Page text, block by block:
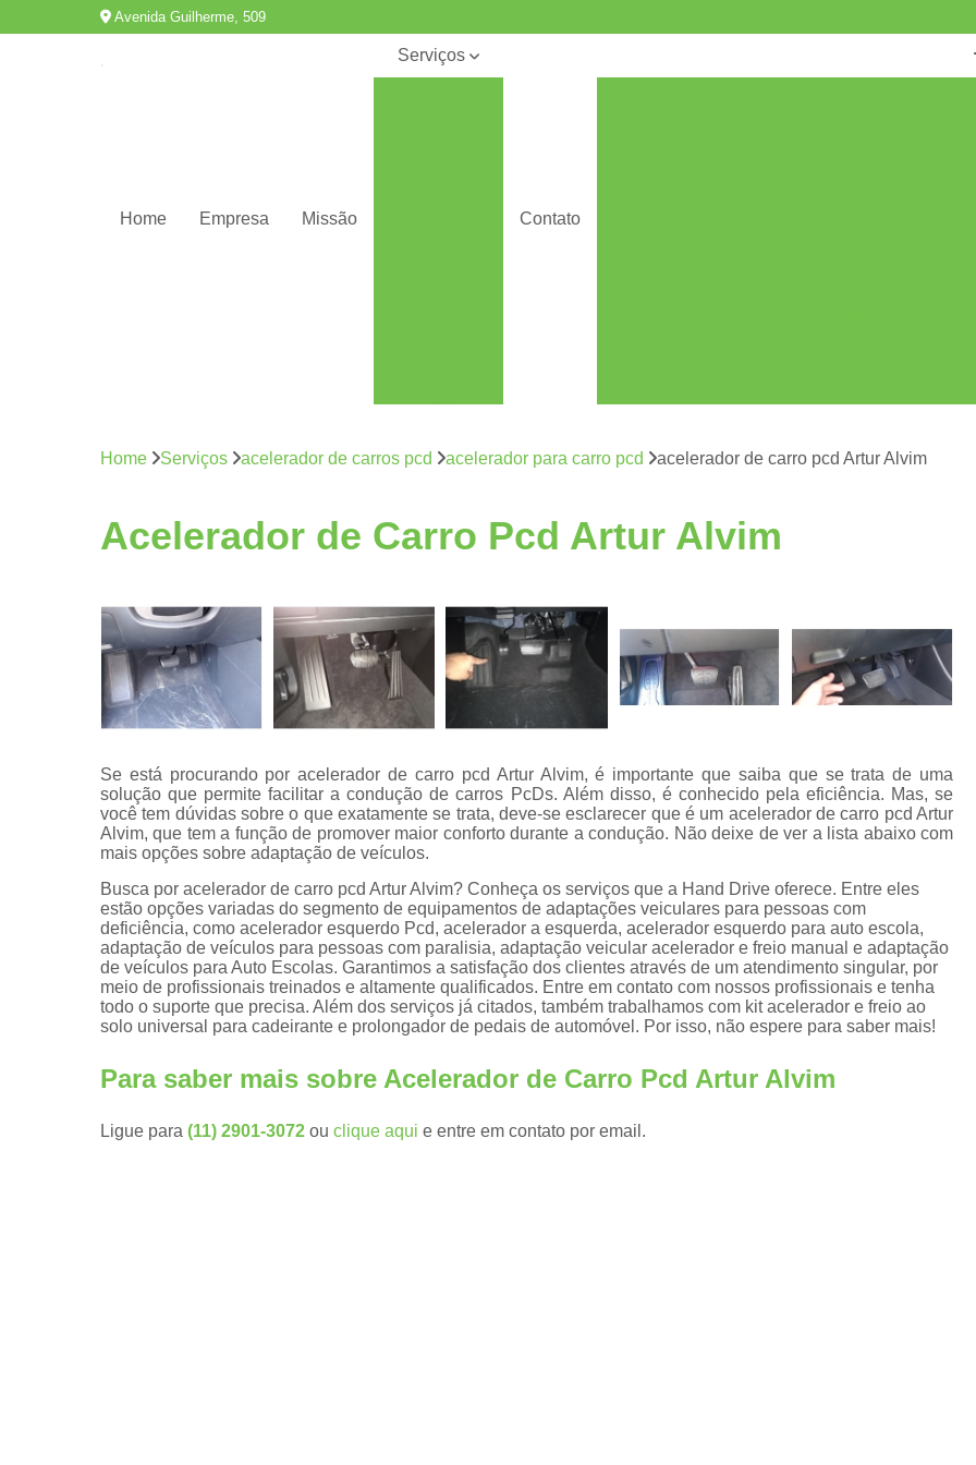
Avenida Guilherme, 509
Home Empresa Missão
Serviços
pcd
de veículos
Bancos
Câmeras de
ré pcd
Centrais de
multimídia
Central de
Central
multimídias
Comando de
Comprar kit
aceleradores
e freios
manuais
Embreagens
eletrônicas
aceleradores
manuais
Contato
Acelerador e Freio Manual Solo
Acelerador a Esquerda
Acelerador Esquerdo Pcd
Acelerador Lado Esquerdo Adaptação
Acessórios em Automotivos Pcd
Acessórios para Automotivos
Adaptação de Veículo para Cadeirante
Adaptação de Veículos Cadeirantes
Adaptação de Veículos para Cadeirantes
Adaptação de
Adaptação de Veículos para
Adaptação de Veículos
Adaptação de Veículos para Pessoas com
Home Serviços acelerador de carros pcd acelerador para carro pcd acelerador de carro pcd Artur Alvim
Acelerador de Carro Pcd Artur Alvim
Se está procurando por acelerador de carro pcd Artur Alvim, é importante que saiba que se trata de uma
solução que permite facilitar a condução de carros PcDs. Além disso, é conhecido pela eficiência. Mas, se
você tem dúvidas sobre o que exatamente se trata, deve-se esclarecer que é um acelerador de carro pcd Artur
Alvim, que tem a função de promover maior conforto durante a condução. Não deixe de ver a lista abaixo com
mais opções sobre adaptação de veículos.
Busca por acelerador de carro pcd Artur Alvim? Conheça os serviços que a Hand Drive oferece. Entre eles
estão opções variadas do segmento de equipamentos de adaptações veiculares para pessoas com
deficiência, como acelerador esquerdo Pcd, acelerador a esquerda, acelerador esquerdo para auto escola,
adaptação de veículos para pessoas com paralisia, adaptação veicular acelerador e freio manual e adaptação
de veículos para Auto Escolas. Garantimos a satisfação dos clientes através de um atendimento singular, por
meio de profissionais treinados e altamente qualificados. Entre em contato com nossos profissionais e tenha
todo o suporte que precisa. Além dos serviços já citados, também trabalhamos com kit acelerador e freio ao
solo universal para cadeirante e prolongador de pedais de automóvel. Por isso, não espere para saber mais!
Para saber mais sobre Acelerador de Carro Pcd Artur Alvim
Ligue para (11) 2901-3072 ou clique aqui e entre em contato por email.